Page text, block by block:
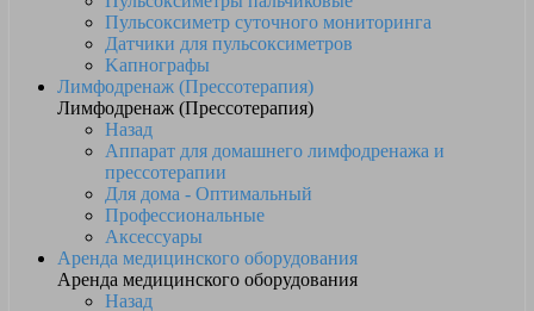
Пульсоксиметр суточного мониторинга
Датчики для пульсоксиметров
Kапнографы
Лимфодренаж (Прессотерапия)
Лимфодренаж (Прессотерапия)
Назад
Аппарат для домашнего лимфодренажа и
прессотерапии
Для дома - Оптимальный
Профессиональные
Аксессуары
Аренда медицинского оборудования
Аренда медицинского оборудования
Назад